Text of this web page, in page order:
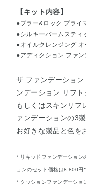
リフトグ
ロウ011
リフトグ
ロウ000
クッショ
ンファン
デーショ
クッショ
ンファン
デーショ
【キット内容】
●ブラー&ロック プライ
●シルキーバームスティ
●オイルクレンジング
●アディクション ファ
ザ ファンデーショ
ンデーション リフト
もしくはスキンリフ
ァンデーションの3
お好きな製品と色を
* リキッドファンデーショ
ョンのセット価格は8,800円
* クッションファンデーショ